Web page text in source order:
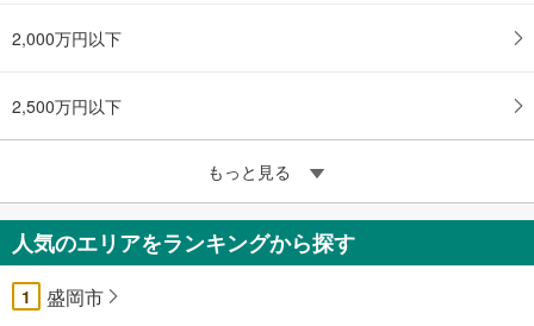
2,000万円以下
2,500万円以下
もっと見る
人気のエリアをランキングから探す
1 盛岡市